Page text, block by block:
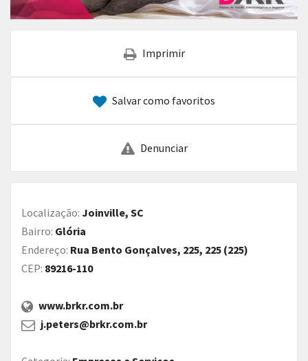
Imprimir
Salvar como favoritos
Denunciar
Localização: Joinville, SC
Bairro: Glória
Endereço: Rua Bento Gonçalves, 225, 225 (225)
CEP: 89216-110
www.brkr.com.br
j.peters@brkr.com.br